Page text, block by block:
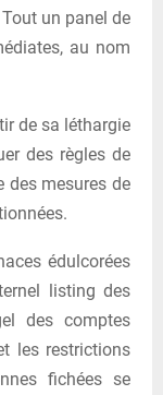
un panel de
au nom
de sa léthargie
des règles de
des mesures de
édulcorées
listing des
des comptes
les restrictions
fichées se